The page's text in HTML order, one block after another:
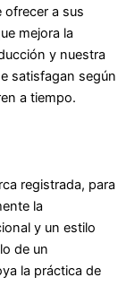
ofrecer a sus
mejora la
y nuestra
satisfagan según
a tiempo.
registrada, para
la
y un estilo
de un
la práctica de